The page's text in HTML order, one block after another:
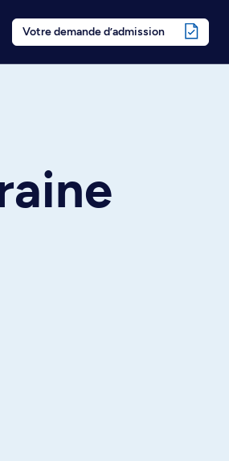
Votre demande d’admission